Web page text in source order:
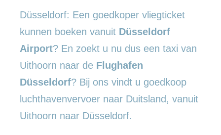
Düsseldorf: Een goedkoper vliegticket
kunnen boeken vanuit Düsseldorf
Airport? En zoekt u nu dus een taxi van
Uithoorn naar de Flughafen
Düsseldorf? Bij ons vindt u goedkoop
luchthavenvervoer naar Duitsland, vanuit
Uithoorn naar Düsseldorf.